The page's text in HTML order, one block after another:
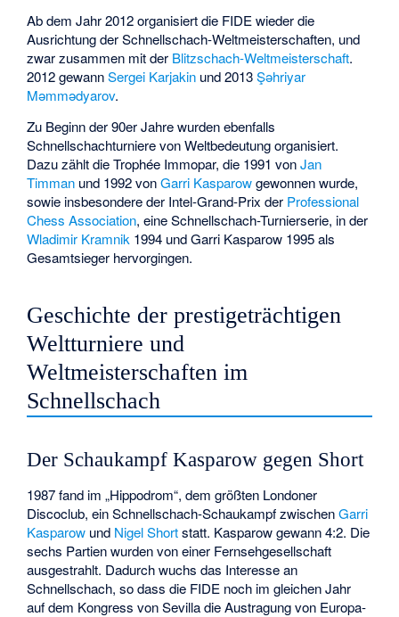
Ab dem Jahr 2012 organisiert die FIDE wieder die
Ausrichtung der Schnellschach-Weltmeisterschaften, und
zwar zusammen mit der Blitzschach-Weltmeisterschaft.
2012 gewannSergei Karjakin und 2013Şəhriyar
Məmmədyarov.
Zu Beginn der 90er Jahre wurden ebenfalls
Schnellschachturniere von Weltbedeutung organisiert.
Dazu zählt die Trophée Immopar, die 1991 vonJan
Timman und 1992 vonGarri Kasparowgewonnen wurde,
sowie insbesondere der Intel-Grand-Prix der Professional
Chess Association, eine Schnellschach-Turnierserie, in der
Wladimir Kramnik 1994 und Garri Kasparow 1995 als
Gesamtsieger hervorgingen.
Geschichte der prestigeträchtigen
Weltturniere und
Weltmeisterschaften im
Schnellschach
Der Schaukampf Kasparow gegen Short
1987 fand im „Hippodrom“, dem größten Londoner
Discoclub, ein Schnellschach-Schaukampf zwischenGarri
Kasparow und Nigel Shortstatt. Kasparow gewann 4:2. Die
sechs Partien wurden von einer Fernsehgesellschaft
ausgestrahlt. Dadurch wuchs das Interesse an
Schnellschach, so dass die FIDE noch im gleichen Jahr
auf dem Kongress von Sevilla die Austragung von Europa-